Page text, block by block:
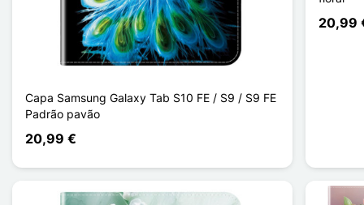
Capa Samsung Galaxy Tab S10 FE / S9 / S9 FE
Padrão pavão
20,99 €
20,99